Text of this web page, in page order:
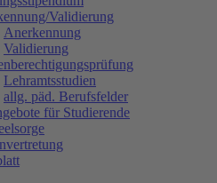
Validierung
Anerkennung
Validierung
Lehramtsstudien
allg. päd. Berufsfelder
für Studierende